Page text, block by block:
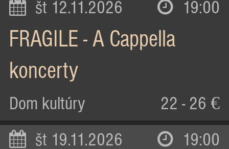
št 12.11.2026 19:00
FRAGILE - A Cappella
koncerty
Dom kultúry 22 - 26 €
št 19.11.2026 19:00